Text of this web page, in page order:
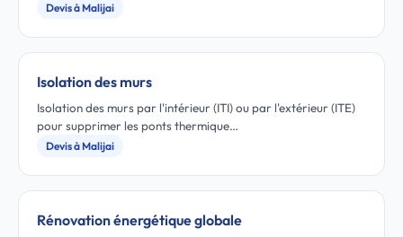
Devis à Malijai
Isolation des murs
Isolation des murs par l'intérieur (ITI) ou par l'extérieur (ITE)
pour supprimer les ponts thermique…
Devis à Malijai
Rénovation énergétique globale